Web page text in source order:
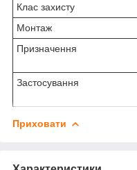
Клас захисту
Монтаж
Призначення
Застосування
Приховати